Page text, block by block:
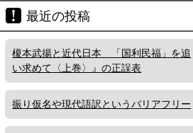
最近の投稿
榎本武揚と近代日本 「国利民福」を追
い求めて〈上巻〉』の正誤表
振り仮名や現代語訳というバリアフリー